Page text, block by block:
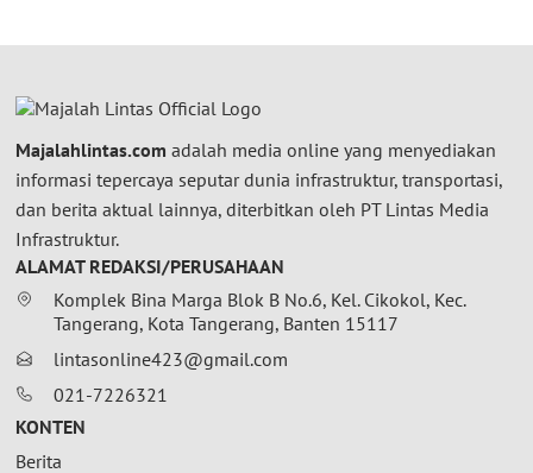
Majalahlintas.com adalah media online yang menyediakan
informasi tepercaya seputar dunia infrastruktur, transportasi,
dan berita aktual lainnya, diterbitkan oleh PT Lintas Media
Infrastruktur.
ALAMAT REDAKSI/PERUSAHAAN
Komplek Bina Marga Blok B No.6, Kel. Cikokol, Kec.
Tangerang, Kota Tangerang, Banten 15117
lintasonline423@gmail.com
021-7226321
KONTEN
Berita